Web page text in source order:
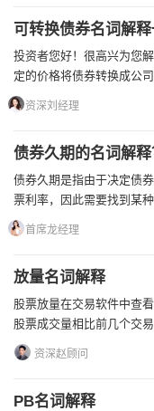
可转换债券名词解
投资者您好！很高兴为您
定的价格将债券转换成公
资深刘经理
债券久期的名词解释
债券久期是指由于决定债
票利率，因此需要找到某
首席龙经理
放量名词解释
股票放量在交易软件中查
股票成交量相比前几个交
资深赵顾问
PB名词解释